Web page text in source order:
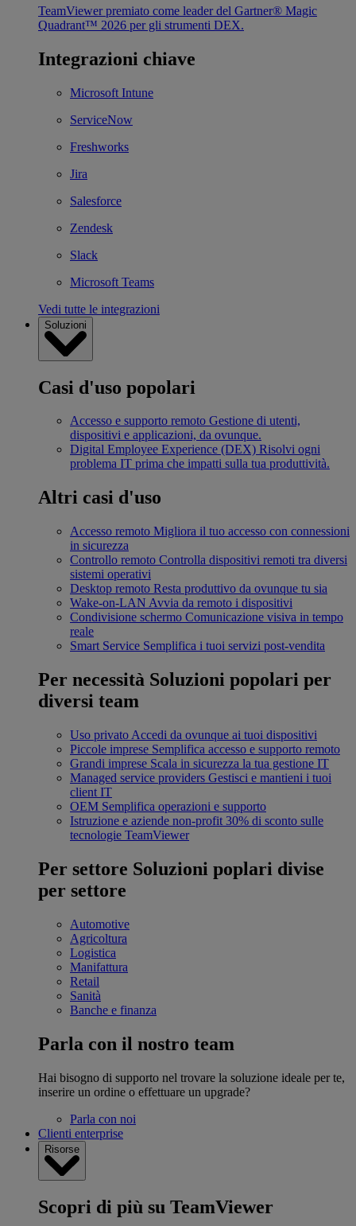
TeamViewer premiato come leader del Gartner® Magic
Quadrant™ 2026 per gli strumenti DEX.
Integrazioni chiave
Microsoft Intune
ServiceNow
Freshworks
Jira
Salesforce
Zendesk
Slack
Microsoft Teams
Vedi tutte le integrazioni
Soluzioni
Casi d'uso popolari
Accesso e supporto remoto Gestione di utenti,
dispositivi e applicazioni, da ovunque.
Digital Employee Experience (DEX) Risolvi ogni
problema IT prima che impatti sulla tua produttività.
Altri casi d'uso
Accesso remoto Migliora il tuo accesso con connessioni
in sicurezza
Controllo remoto Controlla dispositivi remoti tra diversi
sistemi operativi
Desktop remoto Resta produttivo da ovunque tu sia
Wake-on-LAN Avvia da remoto i dispositivi
Condivisione schermo Comunicazione visiva in tempo
reale
Smart Service Semplifica i tuoi servizi post-vendita
Per necessità Soluzioni popolari per
diversi team
Uso privato Accedi da ovunque ai tuoi dispositivi
Piccole imprese Semplifica accesso e supporto remoto
Grandi imprese Scala in sicurezza la tua gestione IT
Managed service providers Gestisci e mantieni i tuoi
client IT
OEM Semplifica operazioni e supporto
Istruzione e aziende non-profit 30% di sconto sulle
tecnologie TeamViewer
Per settore Soluzioni poplari divise
per settore
Automotive
Agricoltura
Logistica
Manifattura
Retail
Sanità
Banche e finanza
Parla con il nostro team
Hai bisogno di supporto nel trovare la soluzione ideale per te,
inserire un ordine o effettuare un upgrade?
Parla con noi
Clienti enterprise
Risorse
Scopri di più su TeamViewer